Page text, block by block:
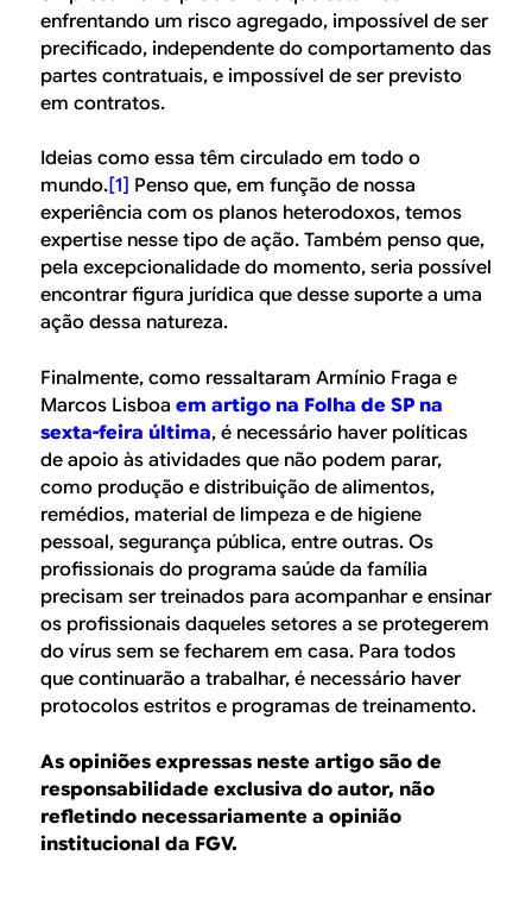
enfrentando um risco agregado, impossível de ser
precificado, independente do comportamento das
partes contratuais, e impossível de ser previsto
em contratos.
Ideias como essa têm circulado em todo o
mundo.[1] Penso que, em função de nossa
experiência com os planos heterodoxos, temos
expertise nesse tipo de ação. Também penso que,
pela excepcionalidade do momento, seria possível
encontrar figura jurídica que desse suporte a uma
ação dessa natureza.
Finalmente, como ressaltaram Armínio Fraga e
Marcos Lisboa em artigo na Folha de SP na
sexta-feira última, é necessário haver políticas
de apoio às atividades que não podem parar,
como produção e distribuição de alimentos,
remédios, material de limpeza e de higiene
pessoal, segurança pública, entre outras. Os
profissionais do programa saúde da família
precisam ser treinados para acompanhar e ensinar
os profissionais daqueles setores a se protegerem
do vírus sem se fecharem em casa. Para todos
que continuarão a trabalhar, é necessário haver
protocolos estritos e programas de treinamento.
As opiniões expressas neste artigo são de
responsabilidade exclusiva do autor, não
refletindo necessariamente a opinião
institucional da FGV.